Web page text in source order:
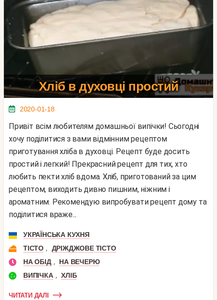
Хліб в духовці простий
2020-01-18
Привіт всім любителям домашньої випічки! Сьогодні
хочу поділитися з вами відмінним рецептом
приготування хліба в духовці. Рецепт буде досить
простий і легкий! Прекрасний рецепт для тих, хто
любить пекти хліб вдома. Хліб, приготований за цим
рецептом, виходить дивно пишним, ніжним і
ароматним. Рекомендую випробувати рецепт дому та
поділитися враже...
УКРАЇНСЬКА КУХНЯ
ТІСТО ,
ДРІЖДЖОВЕ ТІСТО
НА ОБІД ,
НА ВЕЧЕРЮ
ВИПІЧКА , ХЛІБ
ЧИТАТИ ДАЛІ